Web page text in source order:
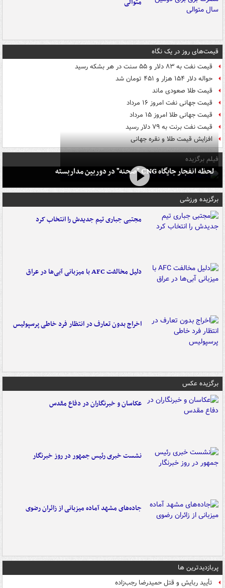
متوالی
قیمت‌های روز در یک نگاه
قیمت نفت به ۸۳ دلار و ۵۵ سنت در هر بشکه رسید
حواله دلار ۱۵۴ هزار و ۴۵۱ تومان شد
قیمت طلا صعودی ماند
قیمت جهانی نفت امروز ۱۶ مرداد
قیمت جهانی طلا امروز ۱۵ مرداد
قیمت نفت برنت به ۷۹ دلار رسید
افزایش قیمت طلا و نقره جهانی
فیلم برگزیده
لحظه انفجار جایگاه CNG "صحنه" در دوربین مداربسته
برگزیده ورزشی
مجتبی جباری تیم جدیدش را انتخاب کرد
دلیل مخالفت AFC با میزبانی آبی‌ها در عراق
اخراج بدون تعارف در انتظار فرد خاطی پرسپولیس
برگزیده عکس
عکاسان و خبرنگاران در دفاع مقدس
نشست خبری رئیس جمهور در روز خبرنگار
جاده‌های مشهد آماده میزبانی از زائران رضوی
پربازدیدترین ها
تأیید ربایش و قتل حمیدرضا رجب‌زاده